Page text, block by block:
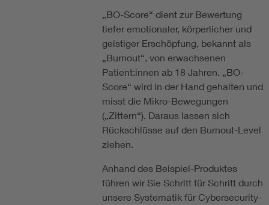
„BO-Score“ dient zur Bewertung
tiefer emotionaler, körperlicher und
geistiger Erschöpfung, bekannt als
„Burnout“, von erwachsenen
Patient:innen ab 18 Jahren. „BO-
Score“ wird in der Hand gehalten und
misst die Mikro-Bewegungen
(„Zittern“). Daraus lassen sich
Rückschlüsse auf den Burnout-Level
ziehen.
Anhand des Beispiel-Produktes
führen wir Sie Schritt für Schritt durch
unsere Systematik für Cybersecurity-